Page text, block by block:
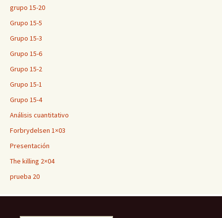
grupo 15-20
Grupo 15-5
Grupo 15-3
Grupo 15-6
Grupo 15-2
Grupo 15-1
Grupo 15-4
Análisis cuantitativo
Forbrydelsen 1×03
Presentación
The killing 2×04
prueba 20